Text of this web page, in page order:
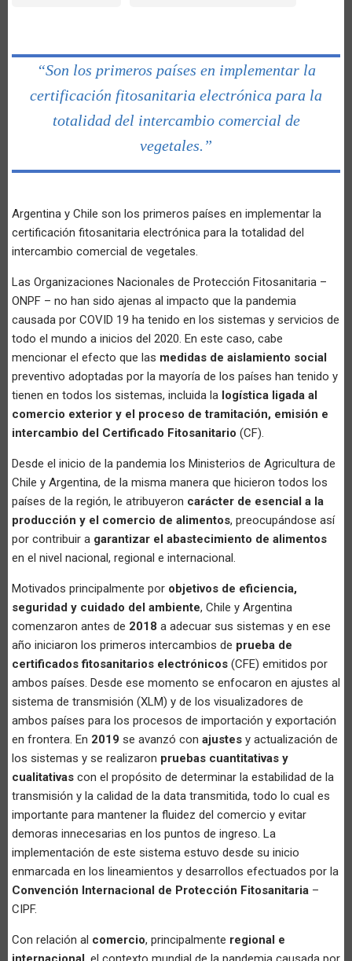
“Son los primeros países en implementar la
certificación fitosanitaria electrónica para la
totalidad del intercambio comercial de
vegetales.”
Argentina y Chile son los primeros países en implementar la
certificación fitosanitaria electrónica para la totalidad del
intercambio comercial de vegetales.
Las Organizaciones Nacionales de Protección Fitosanitaria –
ONPF – no han sido ajenas al impacto que la pandemia
causada por COVID 19 ha tenido en los sistemas y servicios de
todo el mundo a inicios del 2020. En este caso, cabe
mencionar el efecto que las medidas de aislamiento social
preventivo adoptadas por la mayoría de los países han tenido y
tienen en todos los sistemas, incluida la logística ligada al
comercio exterior y el proceso de tramitación, emisión e
intercambio del Certificado Fitosanitario (CF).
Desde el inicio de la pandemia los Ministerios de Agricultura de
Chile y Argentina, de la misma manera que hicieron todos los
países de la región, le atribuyeron carácter de esencial a la
producción y el comercio de alimentos, preocupándose así
por contribuir a garantizar el abastecimiento de alimentos
en el nivel nacional, regional e internacional.
Motivados principalmente por objetivos de eficiencia,
seguridad y cuidado del ambiente, Chile y Argentina
comenzaron antes de 2018 a adecuar sus sistemas y en ese
año iniciaron los primeros intercambios de prueba de
certificados fitosanitarios electrónicos (CFE) emitidos por
ambos países. Desde ese momento se enfocaron en ajustes al
sistema de transmisión (XLM) y de los visualizadores de
ambos países para los procesos de importación y exportación
en frontera. En 2019 se avanzó con ajustes y actualización de
los sistemas y se realizaron pruebas cuantitativas y
cualitativas con el propósito de determinar la estabilidad de la
transmisión y la calidad de la data transmitida, todo lo cual es
importante para mantener la fluidez del comercio y evitar
demoras innecesarias en los puntos de ingreso. La
implementación de este sistema estuvo desde su inicio
enmarcada en los lineamientos y desarrollos efectuados por la
Convención Internacional de Protección Fitosanitaria –
CIPF.
Con relación al comercio, principalmente regional e